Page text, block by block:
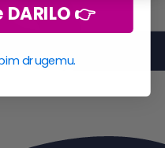
👉
drugemu.